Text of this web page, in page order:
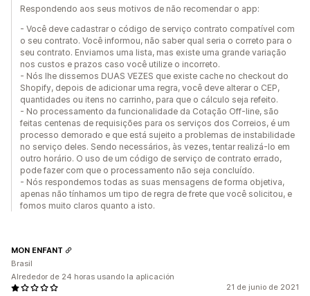
Respondendo aos seus motivos de não recomendar o app:
- Você deve cadastrar o código de serviço contrato compatível com
o seu contrato. Você informou, não saber qual seria o correto para o
seu contrato. Enviamos uma lista, mas existe uma grande variação
nos custos e prazos caso você utilize o incorreto.
- Nós lhe dissemos DUAS VEZES que existe cache no checkout do
Shopify, depois de adicionar uma regra, você deve alterar o CEP,
quantidades ou itens no carrinho, para que o cálculo seja refeito.
- No processamento da funcionalidade da Cotação Off-line, são
feitas centenas de requisições para os serviços dos Correios, é um
processo demorado e que está sujeito a problemas de instabilidade
no serviço deles. Sendo necessários, às vezes, tentar realizá-lo em
outro horário. O uso de um código de serviço de contrato errado,
pode fazer com que o processamento não seja concluído.
- Nós respondemos todas as suas mensagens de forma objetiva,
apenas não tínhamos um tipo de regra de frete que você solicitou, e
fomos muito claros quanto a isto.
21 de junio de 2021
MON ENFANT
Brasil
Alrededor de 24 horas usando la aplicación